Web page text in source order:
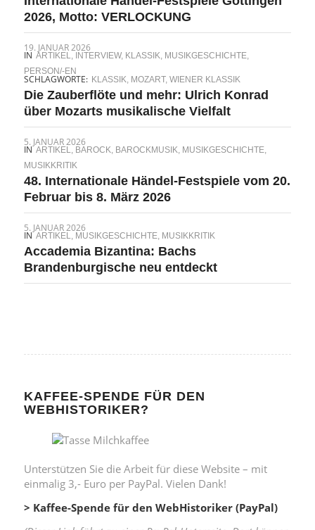
2026, Motto: VERLOCKUNG
19. JANUAR 2026
IN ARTIKEL, INTERVIEW, KLASSIK, MUSIKGESCHICHTE,
PERSON/-EN
SCHLAGWORTE: KLASSIK, MOZART, WIENER KLASSIK
Die Zauberflöte und mehr: Ulrich Konrad
über Mozarts musikalische Vielfalt
5. JANUAR 2026
IN ARTIKEL, BAROCK, BAROCKMUSIK, MUSIKGESCHICHTE,
MUSIKKRITIK
48. Internationale Händel-Festspiele vom 20.
Februar bis 8. März 2026
5. JANUAR 2026
IN ARTIKEL, MUSIKGESCHICHTE, MUSIKKRITIK
Accademia Bizantina: Bachs
Brandenburgische neu entdeckt
KAFFEE-SPENDE FÜR DEN
WEBHISTORIKER?
Unterstützen Sie die Arbeit für diese Website – mit
einmalig 3,- Euro per PayPal. Vielen Dank!
> Kaffee-Spende für den WebHistoriker (PayPal)